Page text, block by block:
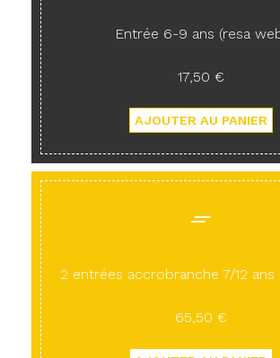
Entrée 6-9 ans (resa
17,50 €
2 entrées accrobranche 7/12 ans
65,50 €